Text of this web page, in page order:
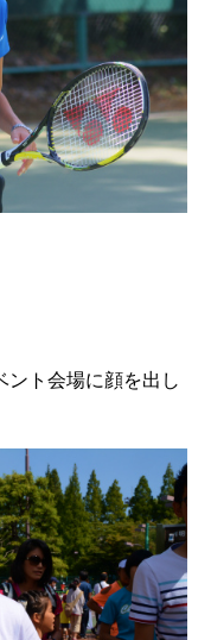
ント会場に顔を出し